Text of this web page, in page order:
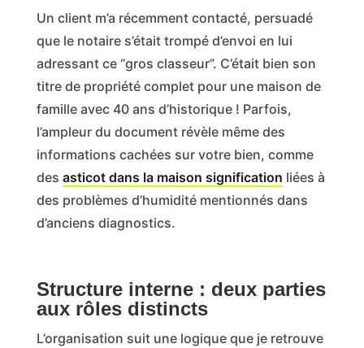
Un client m’a récemment contacté, persuadé
que le notaire s’était trompé d’envoi en lui
adressant ce “gros classeur”. C’était bien son
titre de propriété complet pour une maison de
famille avec 40 ans d’historique ! Parfois,
l’ampleur du document révèle même des
informations cachées sur votre bien, comme
des asticot dans la maison signification liées à
des problèmes d’humidité mentionnés dans
d’anciens diagnostics.
Structure interne : deux parties
aux rôles distincts
L’organisation suit une logique que je retrouve